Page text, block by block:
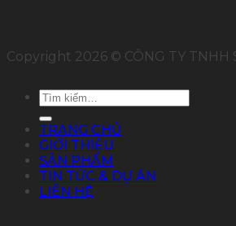
Copyright 2026 © CÔNG TY TNHH
Tìm
kiếm:
TRANG CHỦ
GIỚI THIỆU
SẢN PHẨM
TIN TỨC & DỰ ÁN
LIÊN HỆ